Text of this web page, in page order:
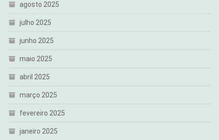
agosto 2025
julho 2025
junho 2025
maio 2025
abril 2025
março 2025
fevereiro 2025
janeiro 2025